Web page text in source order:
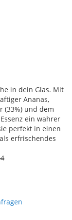
in dein Glas. Mit
Ananas,
(33%) und dem
ein wahrer
perfekt in einen
erfrischendes